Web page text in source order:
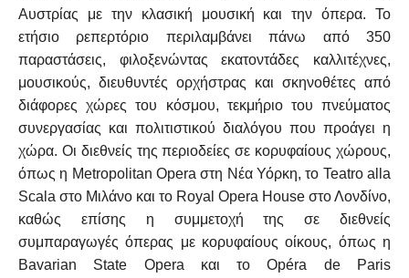
Αυστρίας με την κλασική μουσική και την όπερα. Το
ετήσιο ρεπερτόριο περιλαμβάνει πάνω από 350
παραστάσεις, φιλοξενώντας εκατοντάδες καλλιτέχνες,
μουσικούς, διευθυντές ορχήστρας και σκηνοθέτες από
διάφορες χώρες του κόσμου, τεκμήριο του πνεύματος
συνεργασίας και πολιτιστικού διαλόγου που προάγει η
χώρα. Οι διεθνείς της περιοδείες σε κορυφαίους χώρους,
όπως η Metropolitan Opera στη Νέα Υόρκη, το Teatro alla
Scala στο Μιλάνο και το Royal Opera House στο Λονδίνο,
καθώς επίσης η συμμετοχή της σε διεθνείς
συμπαραγωγές όπερας με κορυφαίους οίκους, όπως η
Bavarian State Opera και το Opéra de Paris